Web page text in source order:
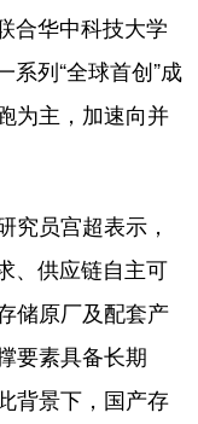
合华中科技大学
列“全球首创”成
为主，加速向并
员宫超表示，
、供应链自主可
储原厂及配套产
要素具备长期
背景下，国产存